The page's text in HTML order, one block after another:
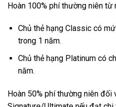
Hoàn 100% phí thường niên
Chủ thẻ hạng Classic có
trong 1 năm.
Chủ thẻ hạng Platinum có
năm.
Hoàn 50% phí thường niên đối